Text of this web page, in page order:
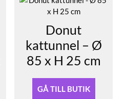
Donut
kattunnel – Ø
85 x H 25 cm
GÅ TILL BUTIK